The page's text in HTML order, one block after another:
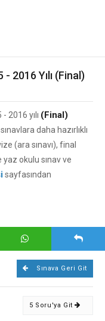
2016 Yılı (Final)
2016 yılı (Final)
daha hazırlıklı
(ara sınavı), final
yaz okulu sınav ve
sayfasından
Sınava Geri Git
5 Soru'ya Git